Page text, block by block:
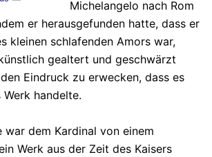
Michelangelo nach Rom
er herausgefunden hatte, dass er
kleinen schlafenden Amors war,
gealtert und geschwärzt
Eindruck zu erwecken, dass es
handelte.
war dem Kardinal von einem
Werk aus der Zeit des Kaisers